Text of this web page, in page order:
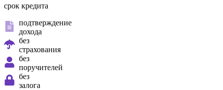
срок кредита
подтверждение
дохода
без
страхования
без
поручителей
без
залога